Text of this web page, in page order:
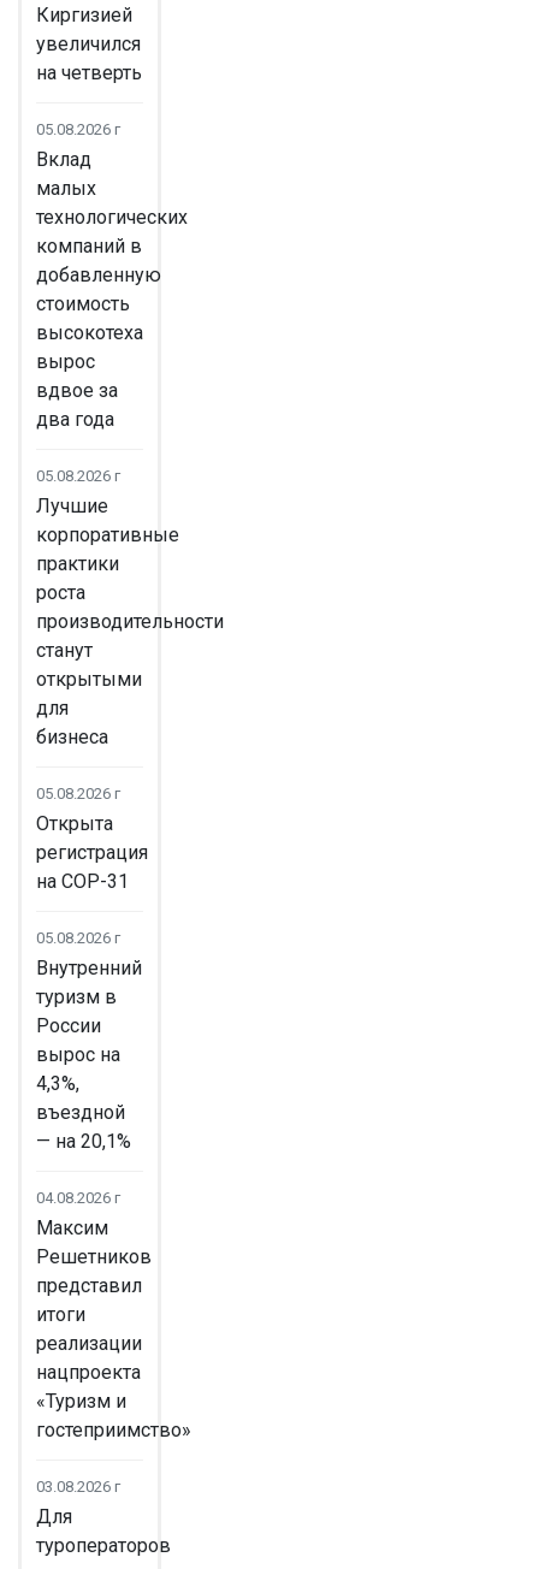
Киргизией
увеличился
на четверть
05.08.2026 г
Вклад
малых
технологических
компаний в
добавленную
стоимость
высокотеха
вырос
вдвое за
два года
05.08.2026 г
Лучшие
корпоративные
практики
роста
производительности
станут
открытыми
для
бизнеса
05.08.2026 г
Открыта
регистрация
на COP-31
05.08.2026 г
Внутренний
туризм в
России
вырос на
4,3%,
въездной
— на 20,1%
04.08.2026 г
Максим
Решетников
представил
итоги
реализации
нацпроекта
«Туризм и
гостеприимство»
03.08.2026 г
Для
туроператоров